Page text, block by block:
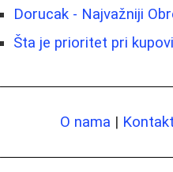
Dorucak - Najvažniji
Šta je prioritet pri
O nama | Kontakt